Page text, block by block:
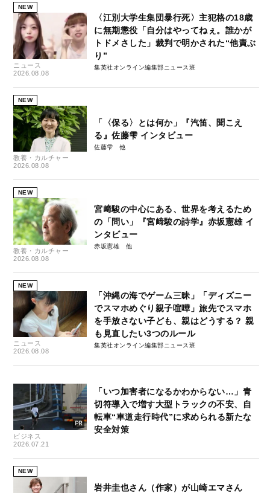
NEW
ニュース
2026.08.08
〈江別大学生集団暴行死〉主犯格の18歳
に無期懲役「自分はやってねぇ。誰かが
トドメさした」裁判で明かされた“他責ぶ
り”
集英社オンライン編集部ニュース班
NEW
教養・カルチャー
2026.08.08
「〈保る〉とは何か」『汽笛、聞こえ
る』佐藤雫 インタビュー
佐藤雫
NEW
教養・カルチャー
2026.08.08
宮﨑駿の中心にある、世界を考えるため
の「問い」『宮﨑駿の詩学』赤坂憲雄 イ
ンタビュー
赤坂憲雄
NEW
ニュース
2026.08.08
「沖縄の海でゲーム三昧」「ディズニー
でスマホめぐり親子喧嘩」旅先でスマホ
を手放さない子ども、親はどうする？ 親
も見直したい3つのルール
集英社オンライン編集部ニュース班
ビジネス
2026.07.21
「いつ加害者になるかわからない…」青
切符導入で増す大型トラックの不安、自
転車“車道走行時代”に求められる新たな
安全対策
NEW
岩井圭也さん（作家）が山崎エマさん